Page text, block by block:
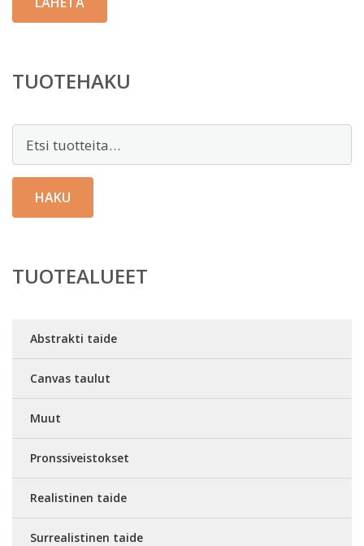
TUOTEHAKU
HAKU
TUOTEALUEET
Abstrakti taide
Canvas taulut
Muut
Pronssiveistokset
Realistinen taide
Surrealistinen taide